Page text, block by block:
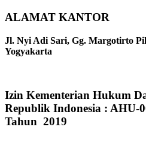
ALAMAT KANTOR
Jl. Nyi Adi Sari, Gg. Margotirto
Yogyakarta
Izin Kementerian Hukum
Republik Indonesia : AHU-
Tahun 2019